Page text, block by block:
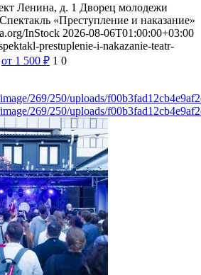
Ленина, д. 1 Дворец молодежи
Спектакль «Преступление и наказание»
InStock 2026-08-06T01:00:00+03:00
prestuplenie-i-nakazanie-teatr-
от 1 500 ₽ 1 0
269/250/uploads/
269/250/uploads/